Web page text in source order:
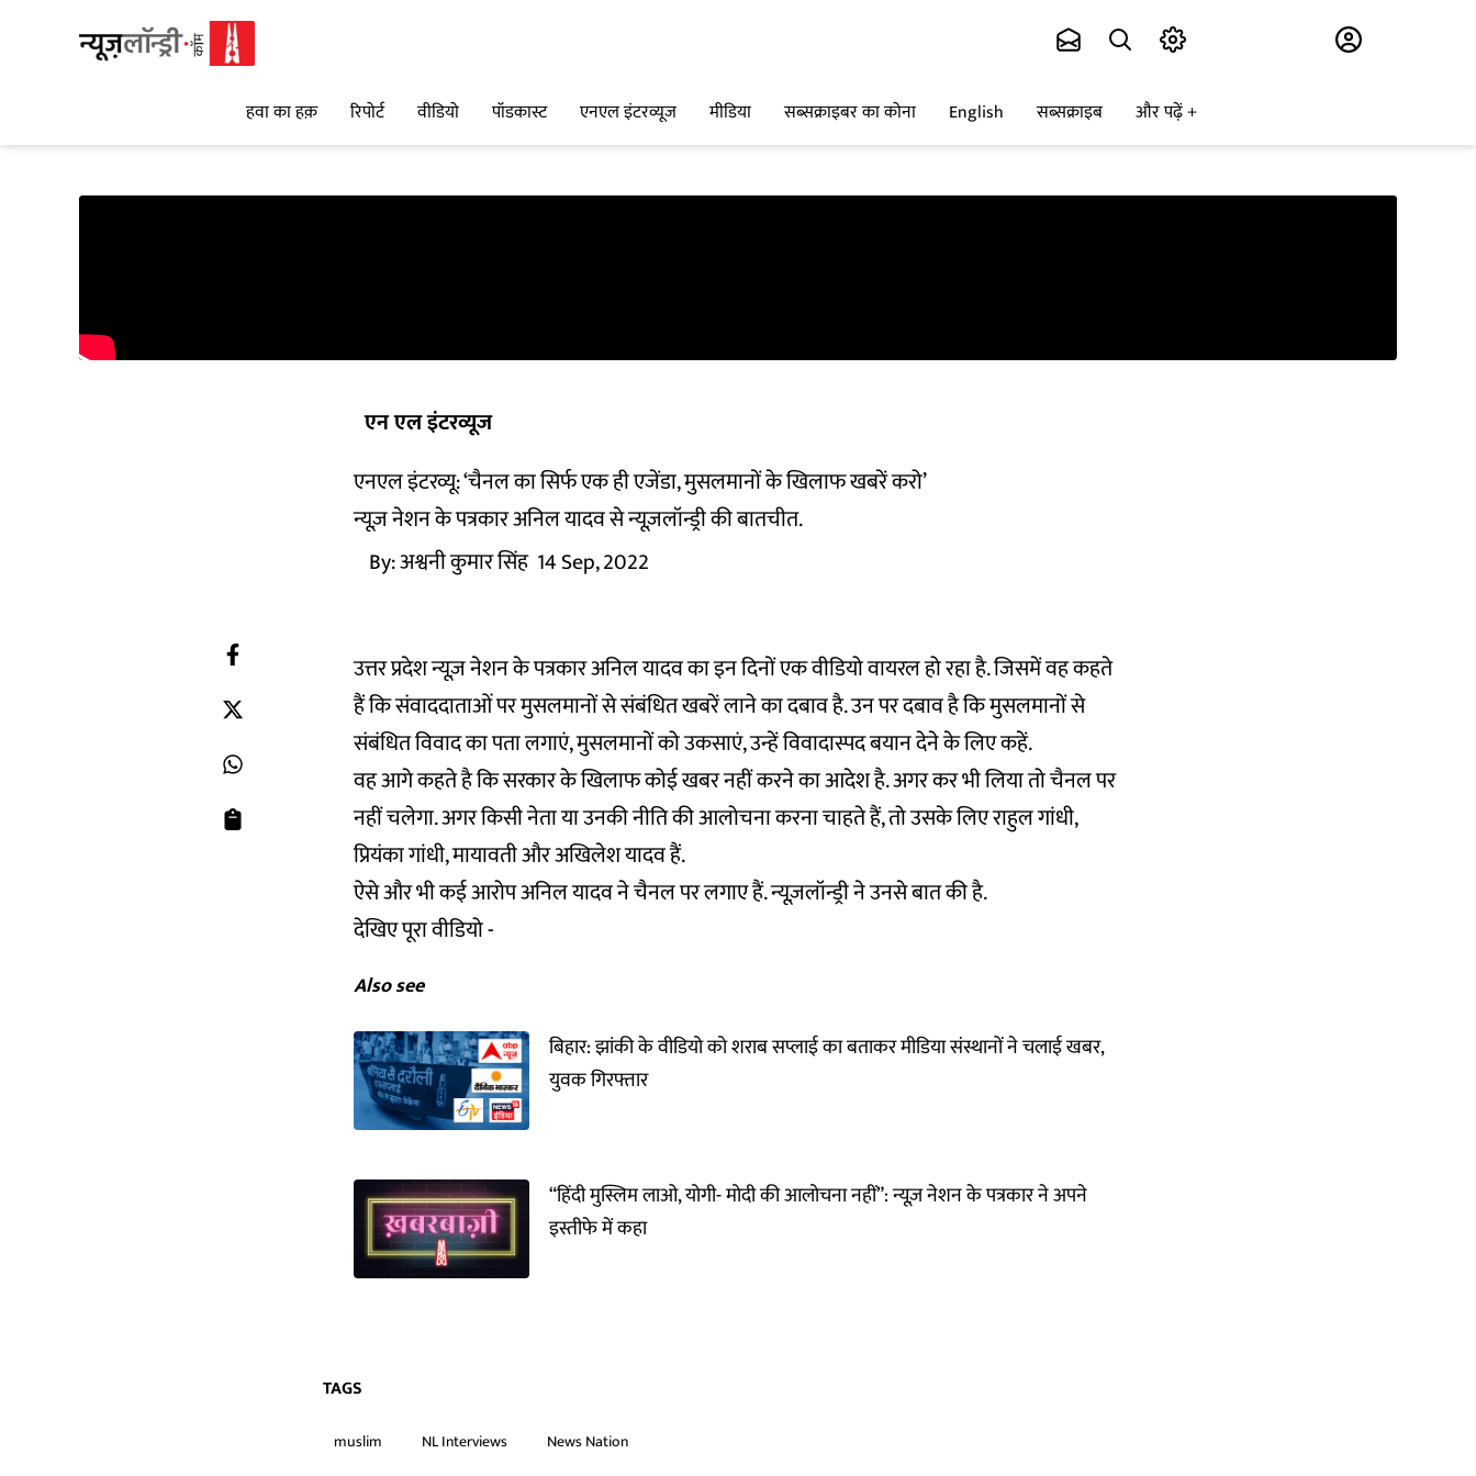
हवा का हक़ रिपोर्ट वीडियो पॉडकास्ट एनएल इंटरव्यूज मीडिया सब्सक्राइबर का कोना English सब्सक्राइब और पढ़ें
एन एल इंटरव्यूज
एनएल इंटरव्यू: ‘चैनल का सिर्फ एक ही एजेंडा, मुसलमानों के खिलाफ खबरें करो’
न्यूज़ नेशन के पत्रकार अनिल यादव से न्यूज़लॉन्ड्री की बातचीत.
By:अश्वनी कुमार सिंह 14 Sep, 2022
उत्तर प्रदेश न्यूज़ नेशन के पत्रकार अनिल यादव का इन दिनों एक वीडियो वायरल हो रहा है. जिसमें वह कहते
हैं कि संवाददाताओं पर मुसलमानों से संबंधित खबरें लाने का दबाव है. उन पर दबाव है कि मुसलमानों से
संबंधित विवाद का पता लगाएं, मुसलमानों को उकसाएं, उन्हें विवादास्पद बयान देने के लिए कहें.
वह आगे कहते है कि सरकार के खिलाफ कोई खबर नहीं करने का आदेश है. अगर कर भी लिया तो चैनल पर
नहीं चलेगा. अगर किसी नेता या उनकी नीति की आलोचना करना चाहते हैं, तो उसके लिए राहुल गांधी,
प्रियंका गांधी, मायावती और अखिलेश यादव हैं.
ऐसे और भी कई आरोप अनिल यादव ने चैनल पर लगाए हैं. न्यूज़लॉन्ड्री ने उनसे बात की है.
देखिए पूरा वीडियो -
Also see
बिहार: झांकी के वीडियो को शराब सप्लाई का बताकर मीडिया संस्थानों ने चलाई खबर,
युवक गिरफ्तार
“हिंदी मुस्लिम लाओ, योगी- मोदी की आलोचना नहीं”: न्यूज़ नेशन के पत्रकार ने अपने
इस्तीफे में कहा
TAGS
muslim NL Interviews News Nation